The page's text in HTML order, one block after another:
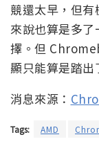
競還太早，但
來說也算是多
擇。但
顯只能算是踏出
消息來源：
Tags: AMD